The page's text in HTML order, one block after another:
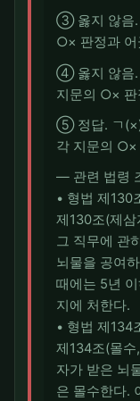
③ 옳지 않음.
○× 판정과 어
④ 옳지 않음.
지문의 ○× 판
⑤ 정답. ㄱ
각 지문의 ○×
― 관련 법령
• 형법 제130
제130조(제삼
그 직무에 관
뇌물을 공여
때에는 5년
지에 처한다.
• 형법 제134
제134조(몰
자가 받은 뇌
은 몰수한다.